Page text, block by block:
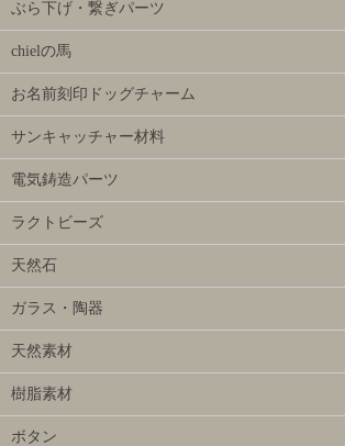
ぶら下げ・繋ぎパーツ
chielの馬
お名前刻印ドッグチャーム
サンキャッチャー材料
電気鋳造パーツ
ラクトビーズ
天然石
ガラス・陶器
天然素材
樹脂素材
ボタン